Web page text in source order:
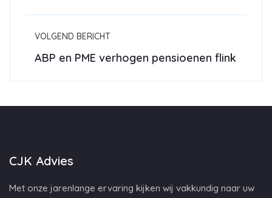
VOLGEND BERICHT
ABP en PME verhogen pensioenen flink
CJK Advies
Met onze jarenlange ervaring kijken wij vakkundig naar uw